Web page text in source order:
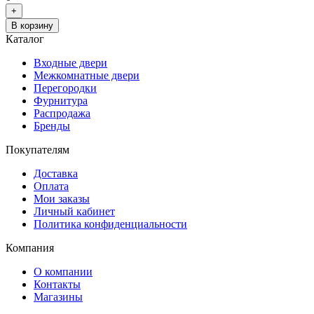
+
В корзину
Каталог
Входные двери
Межкомнатные двери
Перегородки
Фурнитура
Распродажа
Бренды
Покупателям
Доставка
Оплата
Мои заказы
Личный кабинет
Политика конфиденциальности
Компания
О компании
Контакты
Магазины